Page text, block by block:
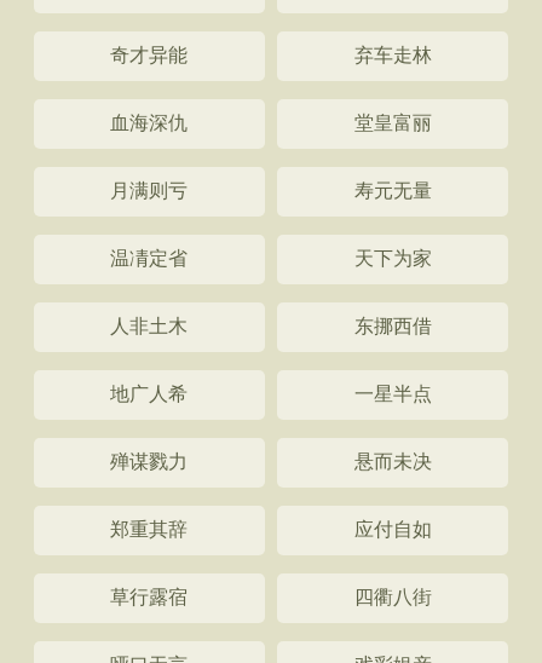
奇才异能 弃车走林
血海深仇 堂皇富丽
月满则亏 寿元无量
温凊定省 天下为家
人非土木 东挪西借
地广人希 一星半点
殚谋戮力 悬而未决
郑重其辞 应付自如
草行露宿 四衢八街